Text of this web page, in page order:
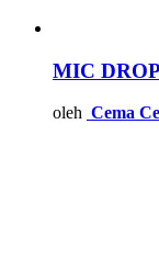
MIC
oleh Cema